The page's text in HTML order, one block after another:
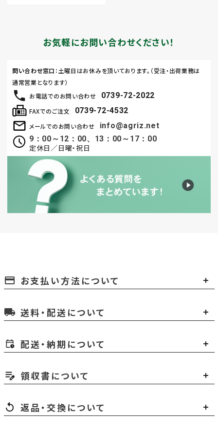
お気軽にお問い合わせください！
お電話でのお問い合わせ 0739-72-2022
メールでのお問い合わせ
info@agriz.net
9：00～12：00、13：00～17：00
定休日／日曜・祝日
FAXでのご注文 0739-72-4532
問い合わせ窓口 ：土曜日はお休みを頂いております。（受注・出荷業務は
通常営業となります）
payment お支払い方法について
local_shipping 送料・配送について
配送・納期について
領収書について
返品・交換について